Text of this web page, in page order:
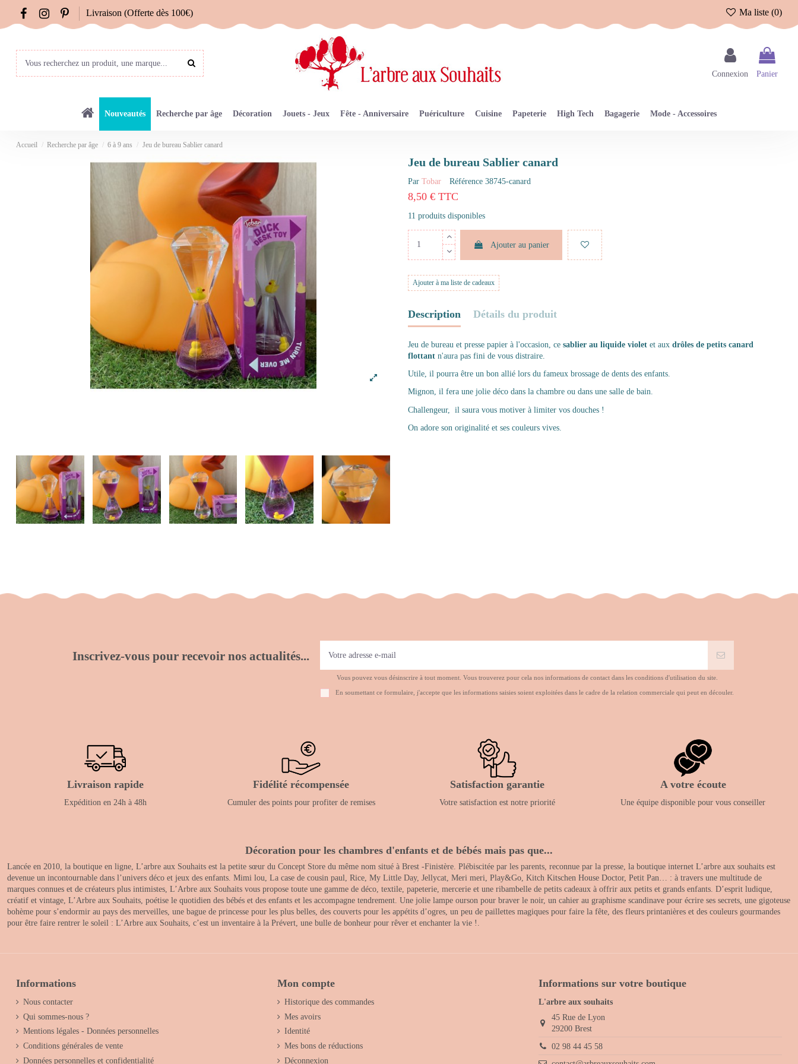
Livraison (Offerte dès 100€) Ma liste (0)
Connexion Panier
Nouveautés Recherche par âge Décoration Jouets - Jeux Fête - Anniversaire Puériculture Cuisine Papeterie High Tech Bagagerie Mode - Accessoires
Accueil Recherche par âge 6 à 9 ans Jeu de bureau Sablier canard
Jeu de bureau Sablier canard
Par Tobar Référence 38745-canard
8,50 € TTC
11 produits disponibles
Ajouter au panier
Ajouter à ma liste de cadeaux
Description Détails du produit
Jeu de bureau et presse papier à l'occasion, ce sablier au liquide violet et aux drôles de petits canard
flottant n'aura pas fini de vous distraire.
Utile, il pourra être un bon allié lors du fameux brossage de dents des enfants.
Mignon, il fera une jolie déco dans la chambre ou dans une salle de bain.
Challengeur, il saura vous motiver à limiter vos douches !
On adore son originalité et ses couleurs vives.
Inscrivez-vous pour recevoir nos actualités...
Vous pouvez vous désinscrire à tout moment. Vous trouverez pour cela nos informations de contact dans les conditions d'utilisation du site.
En soumettant ce formulaire, j'accepte que les informations saisies soient exploitées dans le cadre de la relation commerciale qui peut en découler.
Livraison rapide
Expédition en 24h à 48h
Fidélité récompensée
Cumuler des points pour profiter de remises
Satisfaction garantie
Votre satisfaction est notre priorité
A votre écoute
Une équipe disponible pour vous conseiller
Décoration pour les chambres d'enfants et de bébés mais pas que...
Lancée en 2010, la boutique en ligne, L’arbre aux Souhaits est la petite sœur du Concept Store du même nom situé à Brest -Finistère. Plébiscitée par les parents, reconnue par la presse, la boutique internet L’arbre aux souhaits est
devenue un incontournable dans l’univers déco et jeux des enfants. Mimi lou, La case de cousin paul, Rice, My Little Day, Jellycat, Meri meri, Play&Go, Kitch Kitschen House Doctor, Petit Pan… : à travers une multitude de
marques connues et de créateurs plus intimistes, L’Arbre aux Souhaits vous propose toute une gamme de déco, textile, papeterie, mercerie et une ribambelle de petits cadeaux à offrir aux petits et grands enfants. D’esprit ludique,
créatif et vintage, L’Arbre aux Souhaits, poétise le quotidien des bébés et des enfants et les accompagne tendrement. Une jolie lampe ourson pour braver le noir, un cahier au graphisme scandinave pour écrire ses secrets, une gigoteuse
bohème pour s’endormir au pays des merveilles, une bague de princesse pour les plus belles, des couverts pour les appétits d’ogres, un peu de paillettes magiques pour faire la fête, des fleurs printanières et des couleurs gourmandes
pour être faire rentrer le soleil : L’Arbre aux Souhaits, c’est un inventaire à la Prévert, une bulle de bonheur pour rêver et enchanter la vie !.
Informations
Nous contacter
Qui sommes-nous ?
Mentions légales - Données personnelles
Conditions générales de vente
Données personnelles et confidentialité
Mon compte
Historique des commandes
Mes avoirs
Identité
Mes bons de réductions
Déconnexion
Informations sur votre boutique
L'arbre aux souhaits
45 Rue de Lyon
29200 Brest
02 98 44 45 58